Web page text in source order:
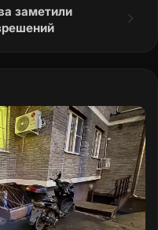
заметили